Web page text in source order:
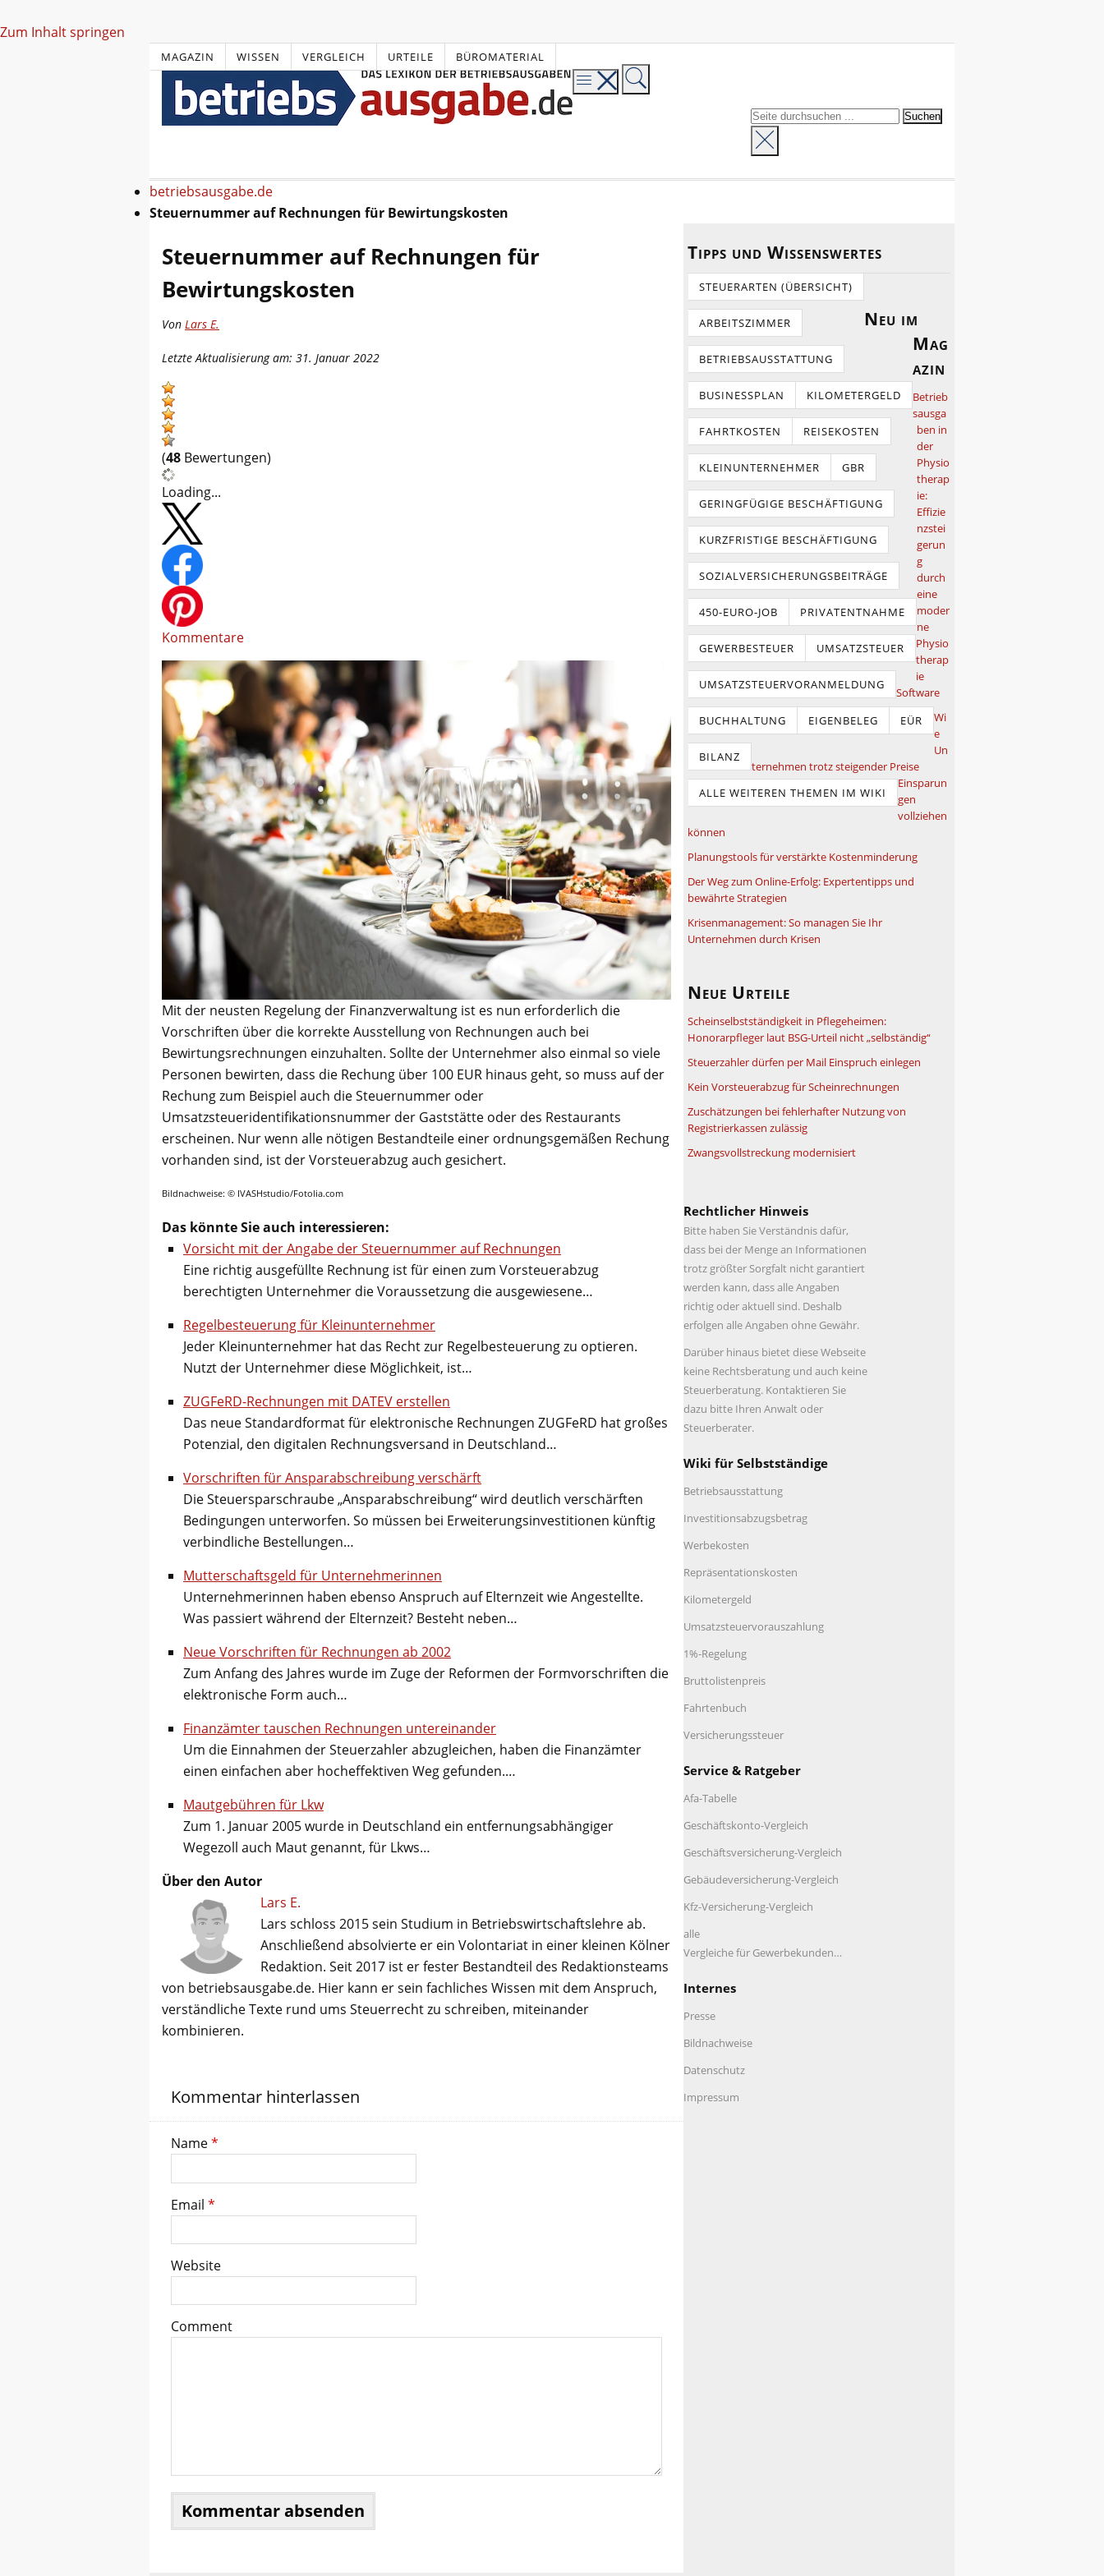
Zum Inhalt springen
MAGAZIN WISSEN VERGLEICH URTEILE BÜROMATERIAL
betriebsausgabe.de
Steuernummer auf Rechnungen für Bewirtungskosten
Steuernummer auf Rechnungen für
Bewirtungskosten
Von Lars E.
Letzte Aktualisierung am: 31. Januar 2022
(48 Bewertungen)
Loading...
Kommentare
Mit der neusten Regelung der Finanzverwaltung ist es nun erforderlich die
Vorschriften über die korrekte Ausstellung von Rechnungen auch bei
Bewirtungsrechnungen einzuhalten. Sollte der Unternehmer also einmal so viele
Personen bewirten, dass die Rechung über 100 EUR hinaus geht, so muss auf der
Rechung zum Beispiel auch die Steuernummer oder
Umsatzsteueridentifikationsnummer der Gaststätte oder des Restaurants
erscheinen. Nur wenn alle nötigen Bestandteile einer ordnungsgemäßen Rechung
vorhanden sind, ist der Vorsteuerabzug auch gesichert.
Bildnachweise: © IVASHstudio/Fotolia.com
Das könnte Sie auch interessieren:
Vorsicht mit der Angabe der Steuernummer auf Rechnungen
Eine richtig ausgefüllte Rechnung ist für einen zum Vorsteuerabzug
berechtigten Unternehmer die Voraussetzung die ausgewiesene…
Regelbesteuerung für Kleinunternehmer
Jeder Kleinunternehmer hat das Recht zur Regelbesteuerung zu optieren.
Nutzt der Unternehmer diese Möglichkeit, ist…
ZUGFeRD-Rechnungen mit DATEV erstellen
Das neue Standardformat für elektronische Rechnungen ZUGFeRD hat großes
Potenzial, den digitalen Rechnungsversand in Deutschland…
Vorschriften für Ansparabschreibung verschärft
Die Steuersparschraube „Ansparabschreibung“ wird deutlich verschärften
Bedingungen unterworfen. So müssen bei Erweiterungsinvestitionen künftig
verbindliche Bestellungen…
Mutterschaftsgeld für Unternehmerinnen
Unternehmerinnen haben ebenso Anspruch auf Elternzeit wie Angestellte.
Was passiert während der Elternzeit? Besteht neben…
Neue Vorschriften für Rechnungen ab 2002
Zum Anfang des Jahres wurde im Zuge der Reformen der Formvorschriften die
elektronische Form auch…
Finanzämter tauschen Rechnungen untereinander
Um die Einnahmen der Steuerzahler abzugleichen, haben die Finanzämter
einen einfachen aber hocheffektiven Weg gefunden.…
Mautgebühren für Lkw
Zum 1. Januar 2005 wurde in Deutschland ein entfernungsabhängiger
Wegezoll auch Maut genannt, für Lkws…
Über den Autor
Lars E.
Lars schloss 2015 sein Studium in Betriebswirtschaftslehre ab.
Anschließend absolvierte er ein Volontariat in einer kleinen Kölner
Redaktion. Seit 2017 ist er fester Bestandteil des Redaktionsteams
von betriebsausgabe.de. Hier kann er sein fachliches Wissen mit dem Anspruch,
verständliche Texte rund ums Steuerrecht zu schreiben, miteinander
kombinieren.
Kommentar hinterlassen
Name*
Email *
Website
Comment
Tipps und Wissenswertes
STEUERARTEN (ÜBERSICHT)
ARBEITSZIMMER
BETRIEBSAUSSTATTUNG
BUSINESSPLAN KILOMETERGELD
FAHRTKOSTEN REISEKOSTEN
KLEINUNTERNEHMER GBR
GERINGFÜGIGE BESCHÄFTIGUNG
KURZFRISTIGE BESCHÄFTIGUNG
SOZIALVERSICHERUNGSBEITRÄGE
450-EURO-JOB PRIVATENTNAHME
GEWERBESTEUER UMSATZSTEUER
UMSATZSTEUERVORANMELDUNG
BUCHHALTUNG EIGENBELEG EÜR
BILANZ
ALLE WEITEREN THEMEN IM WIKI
Neu im
Mag
azin
Betrieb
sausga
ben in
der
Physio
therap
ie:
Effizie
nzstei
gerun
g
durch
eine
moder
ne
Physio
therap
ie
Software
Wi
e
Un
ternehmen trotz steigender Preise
Einsparun
gen
vollziehen
können
Planungstools für verstärkte Kostenminderung
Der Weg zum Online-Erfolg: Expertentipps und
bewährte Strategien
Krisenmanagement: So managen Sie Ihr
Unternehmen durch Krisen
Neue Urteile
Scheinselbstständigkeit in Pflegeheimen:
Honorarpfleger laut BSG-Urteil nicht „selbständig“
Steuerzahler dürfen per Mail Einspruch einlegen
Kein Vorsteuerabzug für Scheinrechnungen
Zuschätzungen bei fehlerhafter Nutzung von
Registrierkassen zulässig
Zwangsvollstreckung modernisiert
Rechtlicher Hinweis
Bitte haben Sie Verständnis dafür,
dass bei der Menge an Informationen
trotz größter Sorgfalt nicht garantiert
werden kann, dass alle Angaben
richtig oder aktuell sind. Deshalb
erfolgen alle Angaben ohne Gewähr.
Darüber hinaus bietet diese Webseite
keine Rechtsberatung und auch keine
Steuerberatung. Kontaktieren Sie
dazu bitte Ihren Anwalt oder
Steuerberater.
Wiki für Selbstständige
Betriebsausstattung
Investitionsabzugsbetrag
Werbekosten
Repräsentationskosten
Kilometergeld
Umsatzsteuervorauszahlung
1%-Regelung
Bruttolistenpreis
Fahrtenbuch
Versicherungssteuer
Service & Ratgeber
Afa-Tabelle
Geschäftskonto-Vergleich
Geschäftsversicherung-Vergleich
Gebäudeversicherung-Vergleich
Kfz-Versicherung-Vergleich
alle
Vergleiche für Gewerbekunden…
Internes
Presse
Bildnachweise
Datenschutz
Impressum